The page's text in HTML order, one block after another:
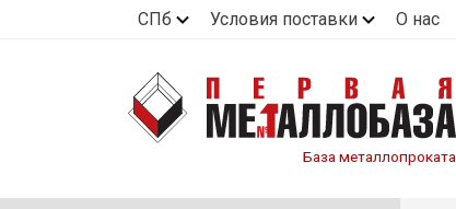
СПб Условия поставки О нас
База металлопроката